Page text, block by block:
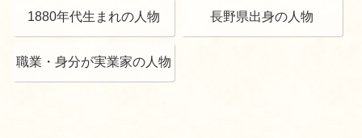
1880年代生まれの人物
長野県出身の人物
職業・身分が実業家の人物